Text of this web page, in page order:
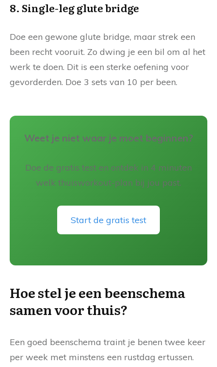
8. Single-leg glute bridge
Doe een gewone glute bridge, maar strek een
been recht vooruit. Zo dwing je een bil om al het
werk te doen. Dit is een sterke oefening voor
gevorderden. Doe 3 sets van 10 per been.
Weet je niet waar je moet beginnen?
Doe de gratis test en ontdek in 4 minuten
welk thuisworkout-plan bij jou past.
Start de gratis test
Hoe stel je een beenschema
samen voor thuis?
Een goed beenschema traint je benen twee keer
per week met minstens een rustdag ertussen.